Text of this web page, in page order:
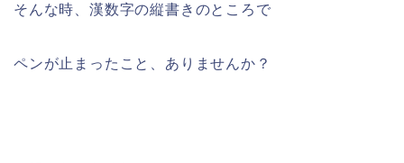
そんな時、漢数字の縦書きのところで
ペンが止まったこと、ありませんか？